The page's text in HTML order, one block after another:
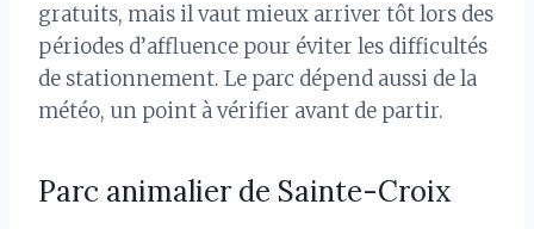
gratuits, mais il vaut mieux arriver tôt lors des
périodes d’affluence pour éviter les difficultés
de stationnement. Le parc dépend aussi de la
météo, un point à vérifier avant de partir.
Parc animalier de Sainte-Croix